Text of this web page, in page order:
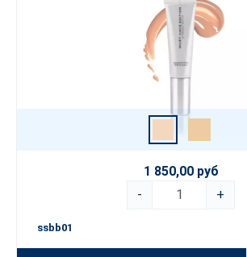
1 850,00 руб
-
+
ssbb01